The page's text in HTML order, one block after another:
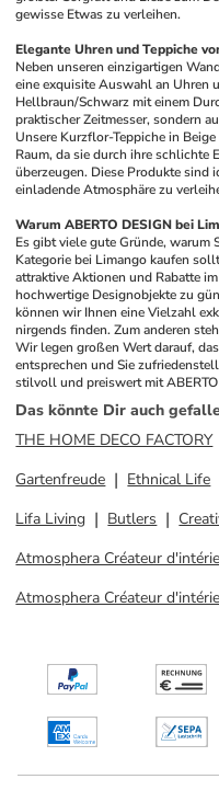
gewisse Etwas zu verleihen.
Elegante Uhren und Teppiche
Neben unseren einzigartigen
eine exquisite Auswahl an Uhren
Hellbraun/Schwarz mit einem
praktischer Zeitmesser, sondern
Unsere Kurzflor-Teppiche in
Raum, da sie durch ihre schlichte
überzeugen. Diese Produkte sind
einladende Atmosphäre zu
Warum ABERTO DESIGN bei
Es gibt viele gute Gründe, warum
Kategorie bei Limango kaufen
attraktive Aktionen und Rabatte
hochwertige Designobjekte zu
können wir Ihnen eine Vielzahl
nirgends finden. Zum anderen
Wir legen großen Wert darauf,
entsprechen und Sie
stilvoll und preiswert mit
Das könnte Dir auch
THE HOME DECO FACTORY
Gartenfreude
Ethnical Life
Lifa Living
Butlers
Atmosphera Créateur
Atmosphera Créateur